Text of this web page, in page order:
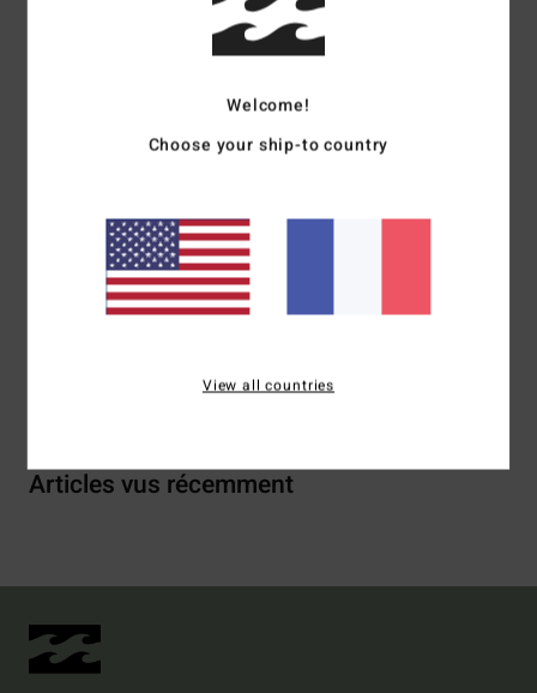
l’eau, le haut de bikini de la collection Billabong x Coral
Gardeners a été coupé avec un dos nageur pour bouger
nous entoure.
Details & caractéristiques
Livraison & Retours
Articles vus récemment
Welcome!
Choose your ship-to country
View all countries